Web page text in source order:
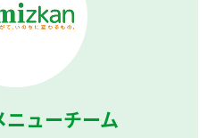
ニューチーム